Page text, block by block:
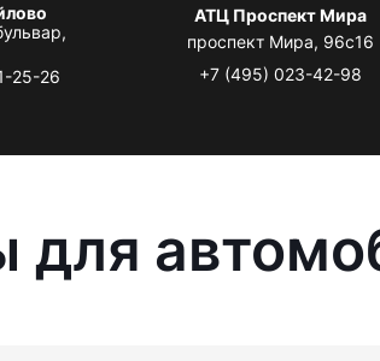
25-26
АТЦ Проспект Мира
проспект Мира, 96с16
+7 (495) 023-42-98
для